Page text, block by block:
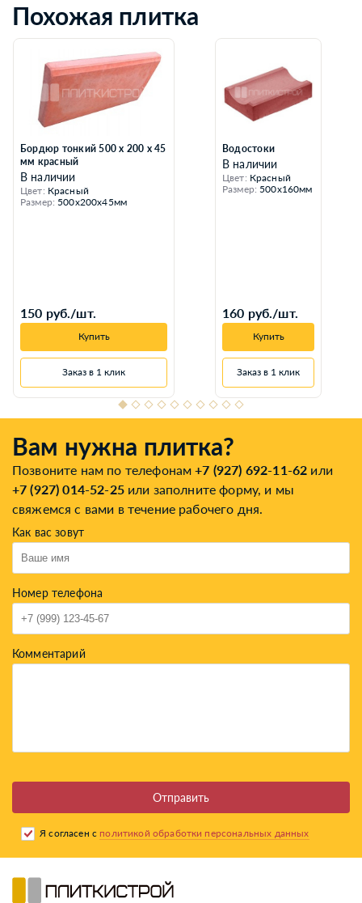
Похожая плитка
Бордюр тонкий 500 х 200 х 45
мм красный
В наличии
Цвет: Красный
Размер: 500x200x45мм
150 руб./шт.
Купить
Заказ в 1 клик
Водостоки
В наличии
Цвет: Красный
Размер: 500x160мм
160 руб./шт.
Купить
Заказ в 1 клик
Вам нужна плитка?
Позвоните нам по телефонам+7 (927) 692-11-62 или
+7 (927) 014-52-25или заполните форму, и мы
свяжемся с вами в течение рабочего дня.
Как вас зовут
Номер телефона
Комментарий
Отправить
Я согласен с политикой обработки персональных данных